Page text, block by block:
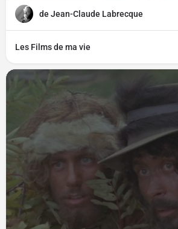
de Jean-Claude Labrecque
Les Films de ma vie